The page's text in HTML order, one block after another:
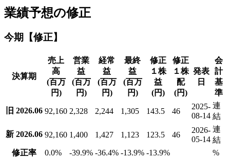
業績予想の修正
今期【修正】
決算期
売上
高
(百万
円)
営業
益
(百万
円)
経常
益
(百万
円)
最終
益
(百万
円)
修正
１株
益
(円)
修正
１株
配
(円)
発表
日
会
計
基
準
旧 2026.06 92,160 2,328 2,244 1,305 143.5 46
2025-
08-14
連
結
新 2026.06 92,160 1,400 1,427 1,123 123.5 46
2026-
05-14
連
結
修正率
0.0% -39.9% -36.4% -13.9% -13.9% %